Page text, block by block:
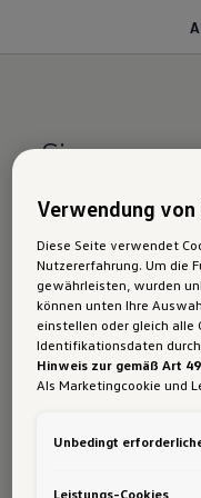
Sie
losgehen
pünktlich
Wenn Sie ein
mit dem Dienst
Abfahrtszeit
Fahrzeugmodell
Verwendung von
Diese Seite verwendet
Nutzererfahrung. Um die
gewährleisten, wurden
können unten Ihre
einstellen oder gleich alle
Identifikationsdaten
Hinweis zur gemäß Art
Als Marketingcookie und
Daten in die USA
Unbedingt
Leistungs-Cookies